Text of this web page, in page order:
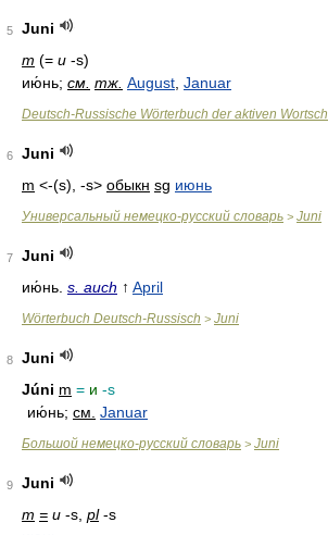
5
Juni
m (= и -s)
ию́нь; см. тж. August Januar
Deutsch-Russische Wörterbuch der aktiven
6
Juni
m <-(s), -s> обыкн sg июнь
Универсальный немецко-русский словарь > Juni
7
Juni
ию́нь s. auch ↑ April
Wörterbuch Deutsch-Russisch > Juni
8
Juni
Júni m = и -s
ию́нь; см. Januar
Большой немецко-русский словарь > Juni
9
Juni
m = и -s, pl-s